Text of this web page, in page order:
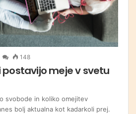
148
postavijo meje v svetu
svobode in koliko omejitev
bolj aktualna kot kadarkoli prej.